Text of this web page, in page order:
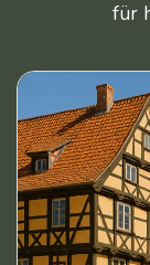
für